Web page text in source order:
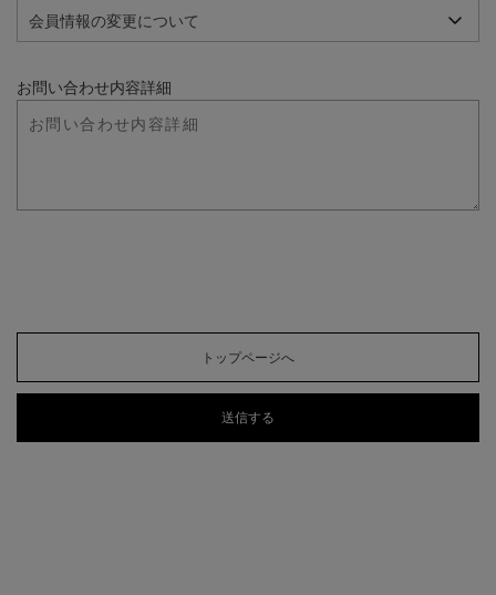
お問い合わせ内容詳細
トップページへ